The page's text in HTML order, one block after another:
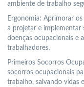
ambiente de trabalho
Ergonomia: Aprimorar
a projetar e implementar
doenças ocupacionais e
trabalhadores.
Primeiros Socorros
socorros ocupacionais
trabalho, salvando vidas